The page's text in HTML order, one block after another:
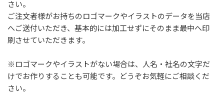
さい。
ご注文者様がお持ちのロゴマークやイラストのデータを当店
へご送付いただき、基本的には加工せずにそのまま最中へ印
刷させていただきます。
※ロゴマークやイラストがない場合は、人名・社名の文字だ
けでお作りすることも可能です。どうぞお気軽にご相談くだ
さい。